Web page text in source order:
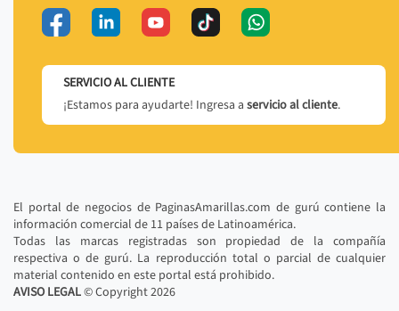
SERVICIO AL CLIENTE
¡Estamos para ayudarte! Ingresa a servicio al cliente.
El portal de negocios de PaginasAmarillas.com de gurú contiene la
información comercial de 11 países de Latinoamérica.
Todas las marcas registradas son propiedad de la compañía
respectiva o de gurú. La reproducción total o parcial de cualquier
material contenido en este portal está prohibido.
AVISO LEGAL© Copyright2026